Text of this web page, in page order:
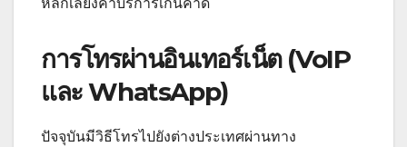
หลีกเลี่ยงค่าบริการเกินคาด
การโทรผ่านอินเทอร์เน็ต (VoIP
และ WhatsApp)
ปัจจุบันมีวิธีโทรไปยังต่างประเทศผ่านทาง